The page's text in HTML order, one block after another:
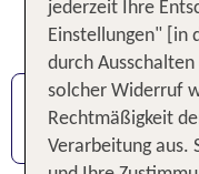
und
TUI
Großes All
jederzeit Ihre
Einstellungen" [in
durch
solcher Widerruf
Rechtmäßigkeit
Verarbeitung aus.